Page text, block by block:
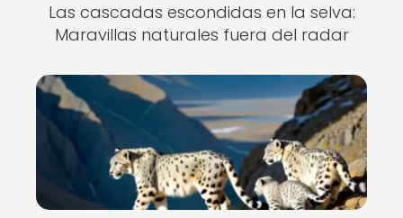
Las cascadas escondidas en la selva:
Maravillas naturales fuera del radar